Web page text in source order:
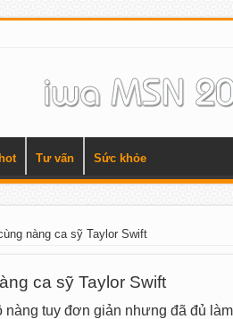
Tư vấn Sức khỏe
nàng ca sỹ Taylor Swift
ca sỹ Taylor Swift
tuy đơn giản nhưng đã đủ